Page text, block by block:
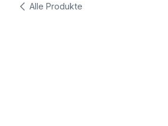
Alle Produkte